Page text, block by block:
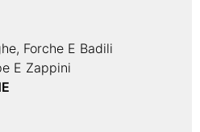
Forche E Badili
E Zappini